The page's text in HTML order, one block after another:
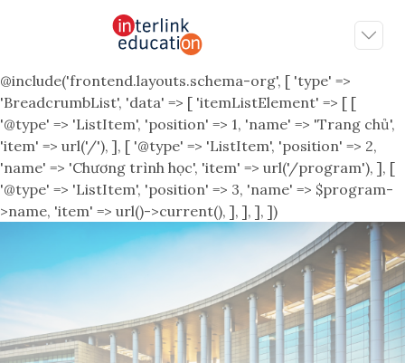
@include('frontend.layouts.schema-org', [ 'type' =>
'BreadcrumbList', 'data' => [ 'itemListElement' => [ [
'@type' => 'ListItem', 'position' => 1, 'name' => 'Trang chủ',
'item' => url('/'), ], [ '@type' => 'ListItem', 'position' => 2,
'name' => 'Chương trình học', 'item' => url('/program'), ], [
'@type' => 'ListItem', 'position' => 3, 'name' => $program-
>name, 'item' => url()->current(), ], ], ], ])